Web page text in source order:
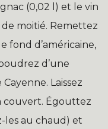
(0,02 l) et le vin
moitié. Remettez
fond d’américaine,
d’une
Laissez
couvert. Égouttez
les au chaud) et